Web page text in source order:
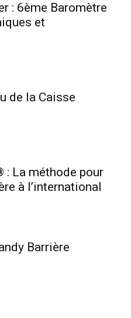
: 6ème Baromètre
et
de la Caisse
: La méthode pour
à l’international
Barrière